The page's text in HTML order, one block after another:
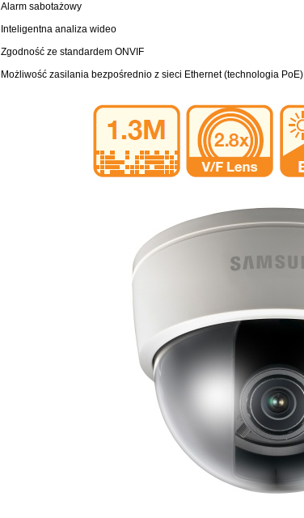
Alarm sabotażowy
Inteligentna analiza wideo
Zgodność ze standardem ONVIF
Możliwość zasilania bezpośrednio z sieci Ethernet (technologia PoE)